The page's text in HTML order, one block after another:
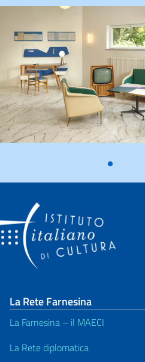
La Rete Farnesina
La Farnesina – il MAECI
La Rete diplomatica